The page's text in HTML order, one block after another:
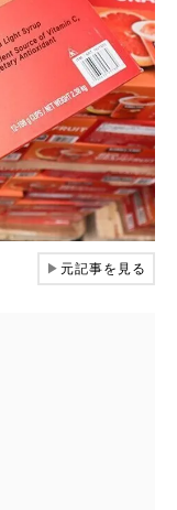
▶元記事を見る